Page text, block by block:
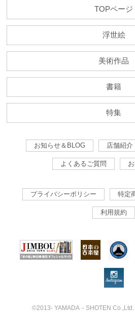
TOPページ
浮世絵
美術作品
書籍
特集
お知らせ＆BLOG 店舗紹介
よくあるご質問
プライバシーポリシー 特定
利用規約
©2013- YAMADA－SHOTEN